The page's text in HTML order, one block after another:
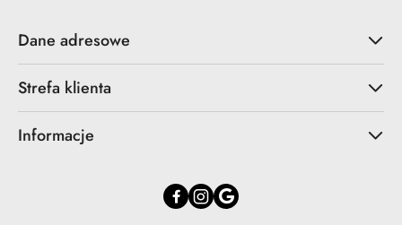
Dane adresowe
Strefa klienta
Informacje